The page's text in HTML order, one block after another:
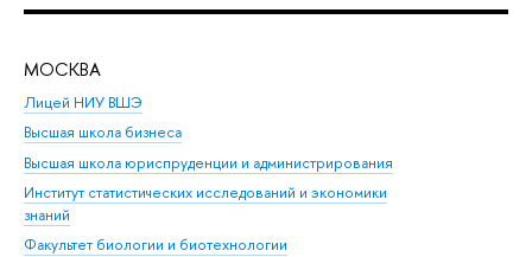
МОСКВА
Лицей НИУ ВШЭ
Высшая школа бизнеса
Высшая школа юриспруденции и администрирования
Институт статистических исследований и экономики
знаний
Факультет биологии и биотехнологии